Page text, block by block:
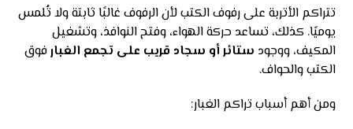
تتراكم الأتربة على رفوف الكتب لأن الرفوف غالبًا ثابتة ولا تُلمس
يوميًا. كذلك، تساعد حركة الهواء، وفتح النوافذ، وتشغيل
المكيف، ووجود ستائر أو سجاد قريب على تجمع الغبارفوق
الكتب والحواف.
ومن أهم أسباب تراكم الغبار: